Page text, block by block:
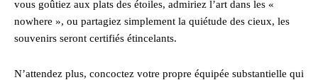
vous goûtiez aux plats des étoiles, admiriez l’art dans les «
nowhere », ou partagiez simplement la quiétude des cieux, les
souvenirs seront certifiés étincelants.
N’attendez plus, concoctez votre propre équipée substantielle qui